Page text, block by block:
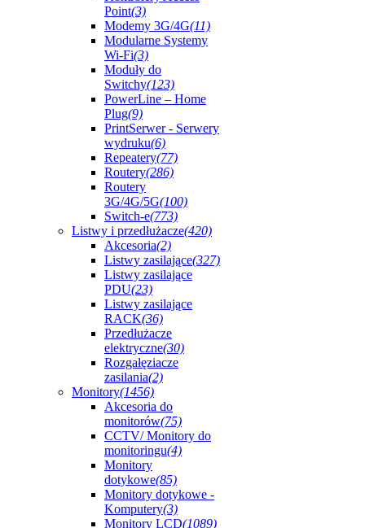
Point(3)
Modemy 3G/4G(11)
Modularne Systemy
Wi-Fi(3)
Moduły do
Switchy(123)
PowerLine – Home
Plug(9)
PrintSerwer - Serwery
wydruku(6)
Repeatery(77)
Routery(286)
Routery
3G/4G/5G(100)
Switch-e(773)
Listwy i przedłużacze(420)
Akcesoria(2)
Listwy zasilające(327)
Listwy zasilające
PDU(23)
Listwy zasilające
RACK(36)
Przedłużacze
elektryczne(30)
Rozgałęziacze
zasilania(2)
Monitory(1456)
Akcesoria do
monitorów(75)
CCTV/ Monitory do
monitoringu(4)
Monitory
dotykowe(85)
Monitory dotykowe -
Komputery(3)
Monitory LCD(1089)